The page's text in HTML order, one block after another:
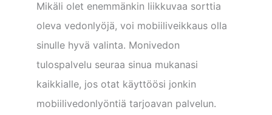
Mikäli olet enemmänkin liikkuvaa sorttia
oleva vedonlyöjä, voi mobiiliveikkaus olla
sinulle hyvä valinta. Monivedon
tulospalvelu seuraa sinua mukanasi
kaikkialle, jos otat käyttöösi jonkin
mobiilivedonlyöntiä tarjoavan palvelun.